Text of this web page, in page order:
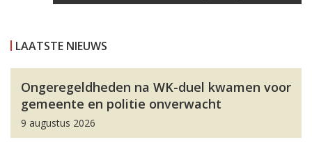
LAATSTE NIEUWS
Ongeregeldheden na WK-duel kwamen voor
gemeente en politie onverwacht
9 augustus 2026